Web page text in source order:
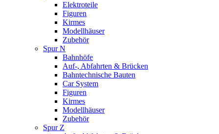
Elektroteile
Figuren
Kirmes
Modellhäuser
Zubehör
Spur N
Bahnhöfe
Auf-, Abfahrten & Brücken
Bahntechnische Bauten
Car System
Figuren
Kirmes
Modellhäuser
Zubehör
Spur Z